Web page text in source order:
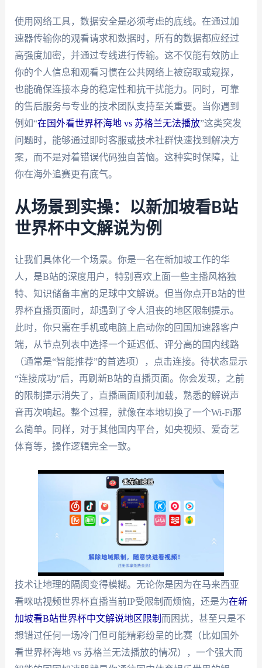
使用网络工具，数据安全是必须考虑的底线。在通过加
速器传输你的观看请求和数据时，所有的数据都应经过
高强度加密，并通过专线进行传输。这不仅能有效防止
你的个人信息和观看习惯在公共网络上被窃取或窥探，
也能确保连接本身的稳定性和抗干扰能力。同时，可靠
的售后服务与专业的技术团队支持至关重要。当你遇到
例如“在国外看世界杯海地 vs 苏格兰无法播放”这类突发
问题时，能够通过即时客服或技术社群快速找到解决方
案，而不是对着错误代码独自苦恼。这种实时保障，让
你在海外追赛更有底气。
从场景到实操：以新加坡看B站
世界杯中文解说为例
让我们具体化一个场景。你是一名在新加坡工作的华
人，是B站的深度用户，特别喜欢上面一些主播风格独
特、知识储备丰富的足球中文解说。但当你点开B站的世
界杯直播页面时，却遇到了令人沮丧的地区限制提示。
此时，你只需在手机或电脑上启动你的回国加速器客户
端，从节点列表中选择一个延迟低、评分高的国内线路
（通常是“智能推荐”的首选项），点击连接。待状态显示
“连接成功”后，再刷新B站的直播页面。你会发现，之前
的限制提示消失了，直播画面顺利加载，熟悉的解说声
音再次响起。整个过程，就像在本地切换了一个Wi-Fi那
么简单。同样，对于其他国内平台，如央视频、爱奇艺
体育等，操作逻辑完全一致。
技术让地理的隔阂变得模糊。无论你是因为在马来西亚
看咪咕视频世界杯直播当前IP受限制而烦恼，还是为在新
加坡看B站世界杯中文解说地区限制 而困扰，甚至只是不
想错过任何一场冷门但可能精彩纷呈的比赛（比如国外
看世界杯海地 vs 苏格兰无法播放的情况），一个强大而